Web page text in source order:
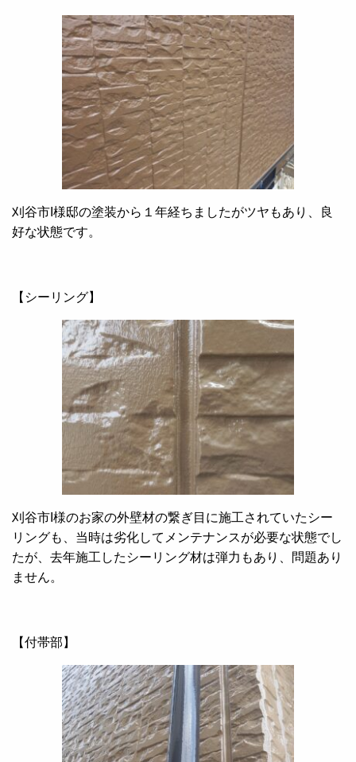
刈谷市I様邸の塗装から１年経ちましたがツヤもあり、良
好な状態です。
【シーリング】
刈谷市I様のお家の外壁材の繋ぎ目に施工されていたシー
リングも、当時は劣化してメンテナンスが必要な状態でし
たが、去年施工したシーリング材は弾力もあり、問題あり
ません。
【付帯部】